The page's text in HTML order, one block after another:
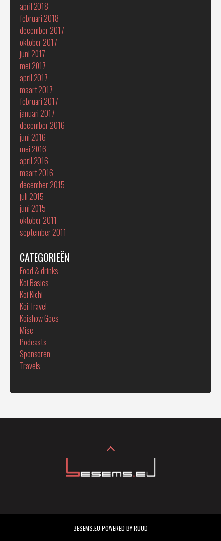
april 2018
februari 2018
december 2017
oktober 2017
juni 2017
mei 2017
april 2017
maart 2017
februari 2017
januari 2017
december 2016
juni 2016
mei 2016
april 2016
maart 2016
december 2015
juli 2015
juni 2015
oktober 2011
september 2011
CATEGORIEËN
Food & drinks
Koi Basics
Koi Kichi
Koi Travel
Koishow Goes
Misc
Podcasts
Sponsoren
Travels
BESEMS.EU POWERED BY RUUD